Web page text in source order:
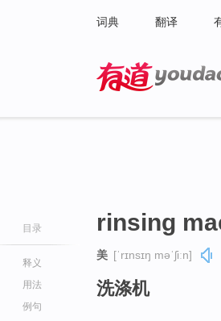
词典 翻译
目录
释义
用法
例句
rinsing
美 [ˈrɪnsɪŋ məˈʃiːn]
洗涤机